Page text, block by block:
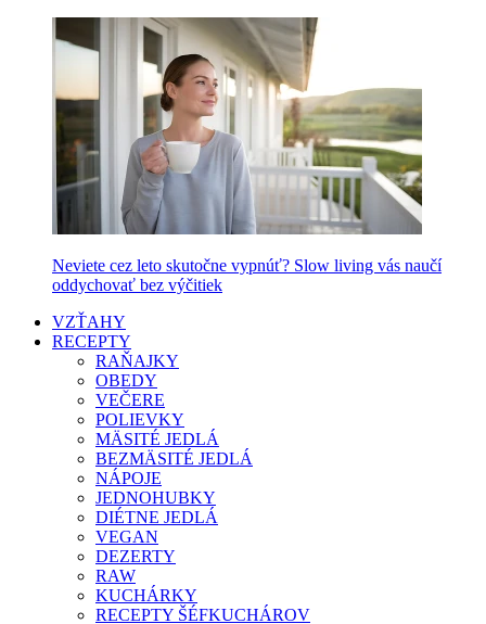
Neviete cez leto skutočne vypnúť? Slow living vás naučí
oddychovať bez výčitiek
VZŤAHY
RECEPTY
RAŇAJKY
OBEDY
VEČERE
POLIEVKY
MÄSITÉ JEDLÁ
BEZMÄSITÉ JEDLÁ
NÁPOJE
JEDNOHUBKY
DIÉTNE JEDLÁ
VEGAN
DEZERTY
RAW
KUCHÁRKY
RECEPTY ŠÉFKUCHÁROV